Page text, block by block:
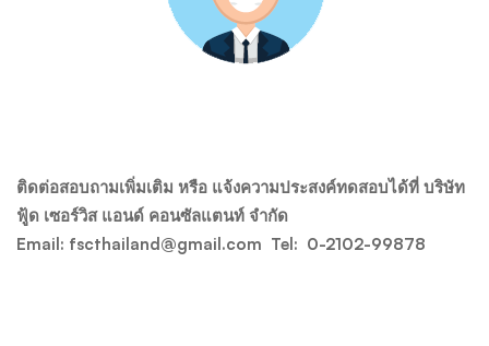
ติดต่อสอบถามเพิ่มเติม หรือ แจ้งความประสงค์ทดสอบได้ที่ บริษัท
ฟู้ด เซอร์วิส แอนด์ คอนซัลแตนท์ จำกัด
Email: fscthailand@gmail.com Tel: 0-2102-99878